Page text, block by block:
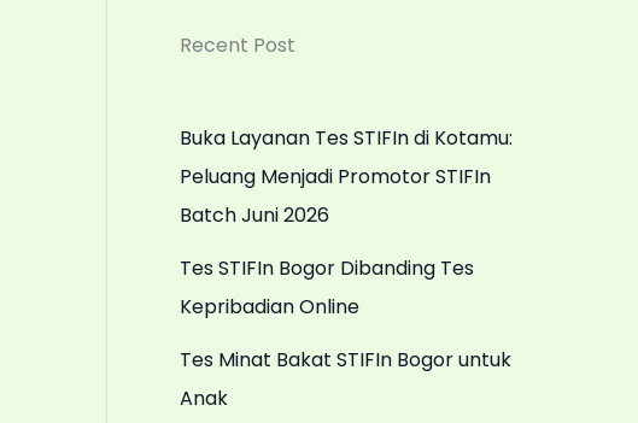
Recent Post
Buka Layanan Tes STIFIn di Kotamu:
Peluang Menjadi Promotor STIFIn
Batch Juni 2026
Tes STIFIn Bogor Dibanding Tes
Kepribadian Online
Tes Minat Bakat STIFIn Bogor untuk
Anak